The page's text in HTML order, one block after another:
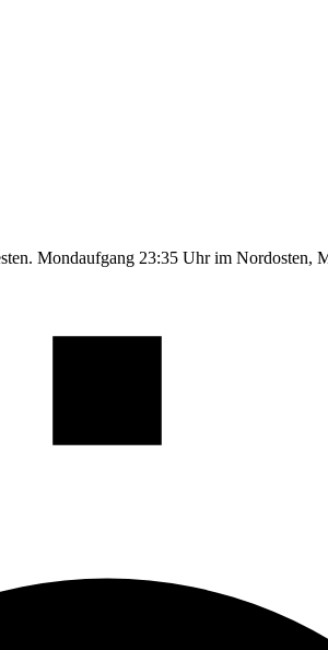
Mondaufgang 23:35 Uhr im Nordosten,